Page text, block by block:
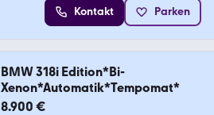
Kontakt Parken
BMW 318i Edition*Bi-
Xenon*Automatik*Tempomat*
8.900 €